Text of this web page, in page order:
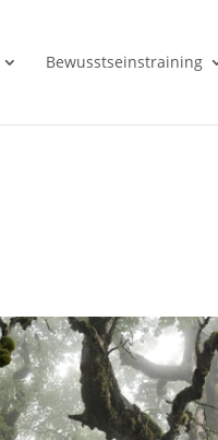
Bewusstseinstraining